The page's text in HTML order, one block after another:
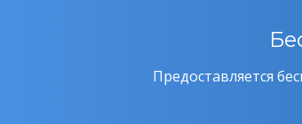
Предоставляется